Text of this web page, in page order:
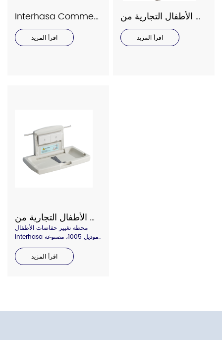
Interhasa Commercial Bathroom Baby Changing Station Model X1005
اقرأ المزيد
محطة تغيير حفاضات الأطفال التجارية من Interhasa، موديل 1002
اقرأ المزيد
محطة تغيير حفاضات الأطفال التجارية من Interhasa، موديل 1001
محطة تغيير حفاضات الأطفال
Interhasa موديل 1005، مصنوعة
من مادة البولي إيثيلين عالية
الكثافة سهلة الاستخدام وآمنة، مع
رفين لحمل المناديل الجافة
اقرأ المزيد